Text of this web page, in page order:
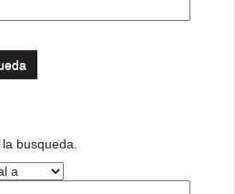
busqueda.